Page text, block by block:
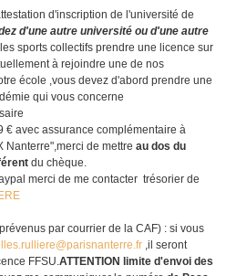
d'inscription de l'université de
d'une autre université ou d'une autre
sports collectifs prendre une licence sur
à rejoindre une de nos
école ,vous devez d'abord prendre une
qui vous concerne
€ avec assurance complémentaire à
Nanterre",merci de mettre au dos du
du chèque.
merci de me contacter trésorier de
par courrier de la CAF) : si vous
,il seront
FFSU.ATTENTION limite d'envoi des